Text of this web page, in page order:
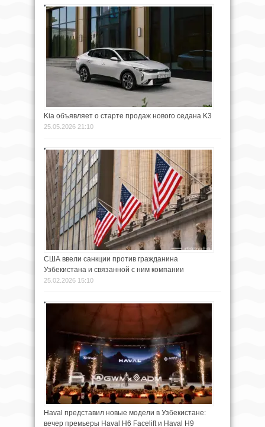
Kia объявляет о старте продаж нового седана K3
25.05.2026 21:10
США ввели санкции против гражданина
Узбекистана и связанной с ним компании
25.02.2026 15:10
Haval представил новые модели в Узбекистане:
вечер премьеры Haval H6 Facelift и Haval H9